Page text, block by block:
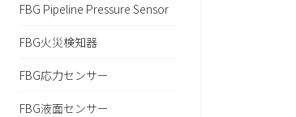
FBG Pipeline Pressure Sensor
FBG火災検知器
FBG応力センサー
FBG液面センサー